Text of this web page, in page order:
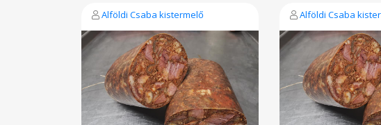
Alföldi Csaba kistermelő Alföldi Csaba